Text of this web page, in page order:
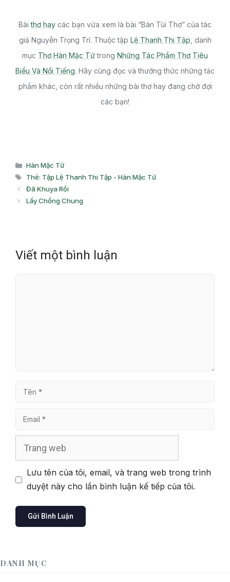
Bàithơ hay các bạn vừa xem là bài “Bán Túi Thơ” của tác
giả Nguyễn Trọng Trí. Thuộc tập Lệ Thanh Thi Tập , danh
mục Thơ Hàn Mặc Tửtrong Những Tác Phẩm Thơ Tiêu
Biểu Và Nổi Tiếng. Hãy cùng đọc và thưởng thức những tác
phẩm khác, còn rất nhiều những bài thơ hay đang chờ đợi
các bạn!
Danh
mục
Hàn Mặc Tử
Thẻ
Thẻ: Tập Lệ Thanh Thi Tập - Hàn Mặc Tử
Đã Khuya Rồi
Lấy Chồng Chung
Viết một bình luận
Tên
Email
Lưu tên của tôi, email, và trang web trong trình
duyệt này cho lần bình luận kế tiếp của tôi.
DANH MỤC